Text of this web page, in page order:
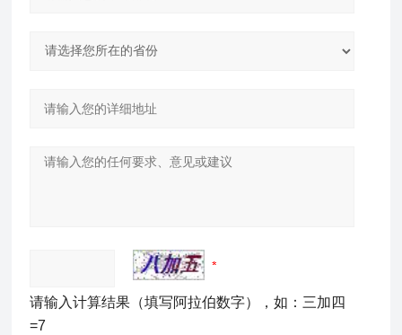
请输入计算结果（填写阿拉伯数字），如：三加四
=7